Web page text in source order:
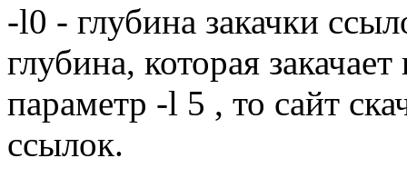
-l0 - глубина закачки
глубина, которая
параметр -l 5 , то сайт
ссылок.